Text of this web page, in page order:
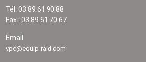
Tél. 03 89 61 90 88
Fax : 03 89 61 70 67
Email
vpc@equip-raid.com